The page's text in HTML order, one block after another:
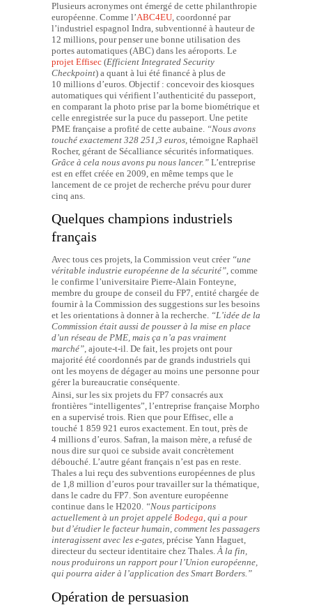
Plusieurs acronymes ont émergé de cette philanthropie
européenne. Comme l’ABC4EU, coordonné par
l’industriel espagnol Indra, subventionné à hauteur de
12 millions, pour penser une bonne utilisation des
portes automatiques (ABC) dans les aéroports. Le
projet Effisec (Efficient Integrated Security
Checkpoint) a quant à lui été financé à plus de
10 millions d’euros. Objectif : concevoir des kiosques
automatiques qui vérifient l’authenticité du passeport,
en comparant la photo prise par la borne biométrique et
celle enregistrée sur la puce du passeport. Une petite
PME française a profité de cette aubaine. “Nous avons
touché exactement 328 251,3 euros, témoigne Raphaël
Rocher, gérant de Sécalliance sécurités informatiques.
Grâce à cela nous avons pu nous lancer.” L’entreprise
est en effet créée en 2009, en même temps que le
lancement de ce projet de recherche prévu pour durer
cinq ans.
Quelques champions industriels
français
Avec tous ces projets, la Commission veut créer “une
véritable industrie européenne de la sécurité” , comme
le confirme l’universitaire Pierre-Alain Fonteyne,
membre du groupe de conseil du FP7, entité chargée de
fournir à la Commission des suggestions sur les besoins
et les orientations à donner à la recherche. “L’idée de la
Commission était aussi de pousser à la mise en place
d’un réseau de PME, mais ça n’a pas vraiment
marché” , ajoute-t-il. De fait, les projets ont pour
majorité été coordonnés par de grands industriels qui
ont les moyens de dégager au moins une personne pour
gérer la bureaucratie conséquente.
Ainsi, sur les six projets du FP7 consacrés aux
frontières “intelligentes”, l’entreprise française Morpho
en a supervisé trois. Rien que pour Effisec, elle a
touché 1 859 921 euros exactement. En tout, près de
4 millions d’euros. Safran, la maison mère, a refusé de
nous dire sur quoi ce subside avait concrètement
débouché. L’autre géant français n’est pas en reste.
Thales a lui reçu des subventions européennes de plus
de 1,8 million d’euros pour travailler sur la thématique,
dans le cadre du FP7. Son aventure européenne
continue dans le H2020. “Nous participons
actuellement à un projet appelé Bodega, qui a pour
but d’étudier le facteur humain, comment les passagers
interagissent avec les e-gates, précise Yann Haguet,
directeur du secteur identitaire chez Thales.À la fin,
nous produirons un rapport pour l’Union européenne,
qui pourra aider à l’application des Smart Borders.”
Opération de persuasion